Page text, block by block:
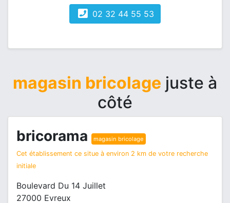
02 32 44 55 53
magasin bricolage juste à
côté
bricorama magasin bricolage
Cet établissement ce situe à environ 2 km de votre recherche
initiale
Boulevard Du 14 Juillet
27000 Evreux